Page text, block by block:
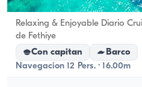
Fethiye, Muğla
Relaxing & Enjoyable Diario
de Fethiye
Con capitan
Barco
Navegacion 12 Pers. · 16.00m